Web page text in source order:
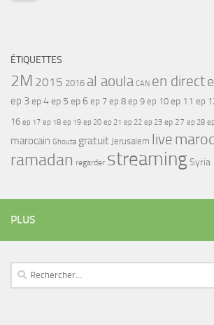
ÉTIQUETTES
2M 2015 2016 al aoula CAN en direct
ep 3ep 4ep 5 ep 6 ep 7 ep 8 ep 9 ep 10 ep 11 ep
16 ep 17 ep 18 ep 19 ep 20 ep 21 ep 22 ep 23 ep 27 ep 28
marocain Ghouta gratuit Jerusalem live maroc
ramadan regarder streamingSyria
PLUS
Rechercher :